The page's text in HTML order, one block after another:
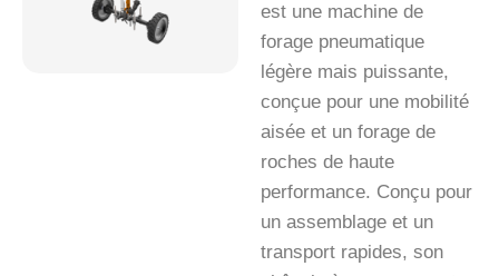
est une machine de
forage pneumatique
légère mais puissante,
conçue pour une mobilité
aisée et un forage de
roches de haute
performance. Conçu pour
un assemblage et un
transport rapides, son